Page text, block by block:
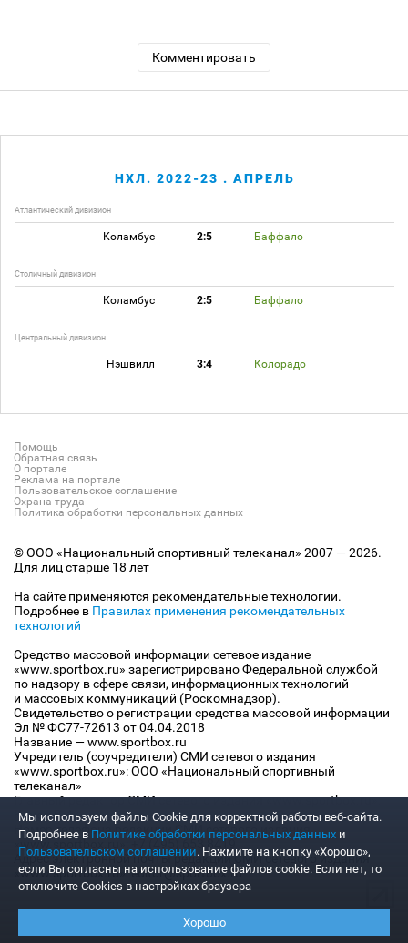
Комментировать
НХЛ. 2022-23 . АПРЕЛЬ
Атлантический дивизион
Коламбус 2:5 Баффало
Столичный дивизион
Коламбус 2:5 Баффало
Центральный дивизион
Нэшвилл 3:4 Колорадо
Помощь
Обратная связь
О портале
Реклама на портале
Пользовательское соглашение
Охрана труда
Политика обработки персональных данных
© ООО «Национальный спортивный телеканал» 2007 — 2026.
Для лиц старше 18 лет
На сайте применяются рекомендательные технологии.
Подробнее в Правилах применения рекомендательных
технологий
Средство массовой информации сетевое издание
«www.sportbox.ru» зарегистрировано Федеральной службой
по надзору в сфере связи, информационных технологий
и массовых коммуникаций (Роскомнадзор).
Свидетельство о регистрации средства массовой информации
Эл № ФС77-72613 от 04.04.2018
Название — www.sportbox.ru
Учредитель (соучредители) СМИ сетевого издания
«www.sportbox.ru»: ООО «Национальный спортивный
телеканал»
Главный редактор СМИ сетевого издания «www.sportbox.ru»:
Конов В.А.
Номер телефона редакции СМИ сетевого издания
«www.sportbox.ru»: +7 (495) 653 8419
Адрес электронной почты редакции СМИ сетевого издания
«www.sportbox.ru»: editor@sportbox.ru
Мы используем файлы Сookie для корректной работы веб-сайта.
Подробнее в Политике обработки персональных данных и
Пользовательском соглашении. Нажмите на кнопку «Хорошо»,
если Вы согласны на использование файлов cookie. Если нет, то
отключите Cookies в настройках браузера
Хорошо